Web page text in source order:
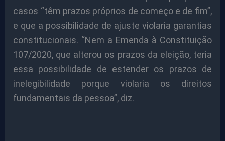
casos “têm prazos próprios de começo e de fim”,
e que a possibilidade de ajuste violaria garantias
constitucionais. “Nem a Emenda à Constituição
107/2020, que alterou os prazos da eleição, teria
essa possibilidade de estender os prazos de
inelegibilidade porque violaria os direitos
fundamentais da pessoa”, diz.